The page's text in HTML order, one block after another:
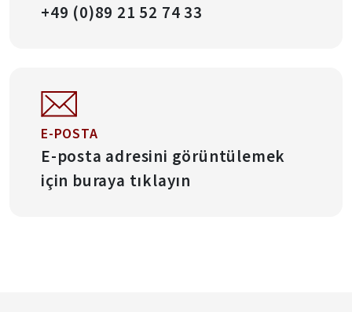
+49 (0)89 21 52 74 33
E-POSTA
E-posta adresini görüntülemek
için buraya tıklayın